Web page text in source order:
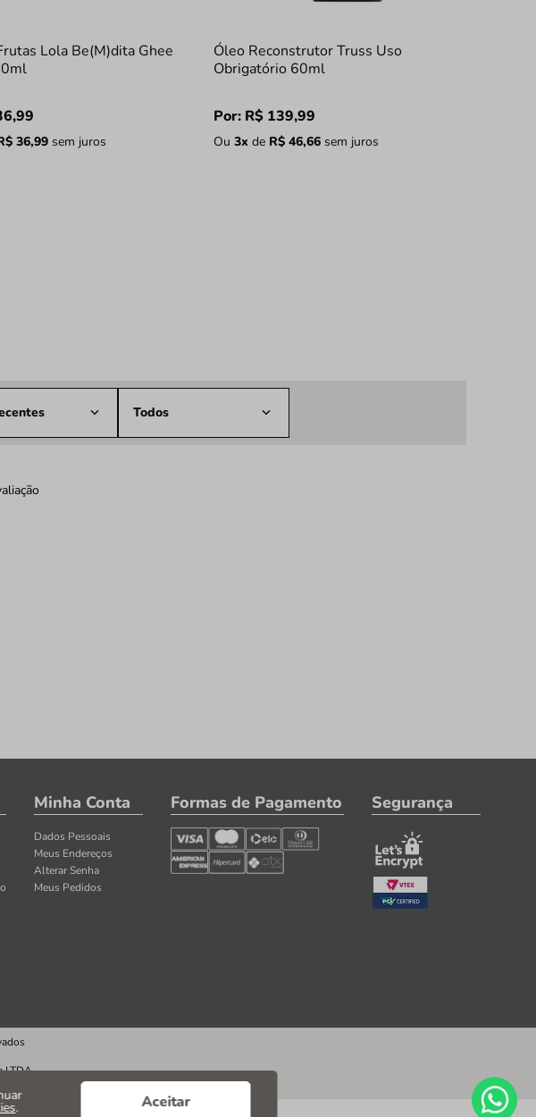
. Aceitar
Lola Be(M)dita Ghee
,99
36,99sem juros
Óleo Reconstrutor Truss Uso
Obrigatório 60ml
Por: R$ 139,99
Ou 3x de R$ 46,66sem juros
Todos
Minha Conta
Dados Pessoais
Meus Endereços
Alterar Senha
Meus Pedidos
Formas de Pagamento Segurança
LTDA